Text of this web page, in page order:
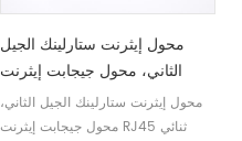
محول إيثرنت ستارلينك الجيل
الثاني، محول جيجابت إيثرنت
RJ45 ثنائي المنفذ من الجيل
الثاني، صندوق محول ستارلينك
محول إيثرنت ستارلينك الجيل الثاني،
محول جيجابت إيثرنت RJ45 ثنائي